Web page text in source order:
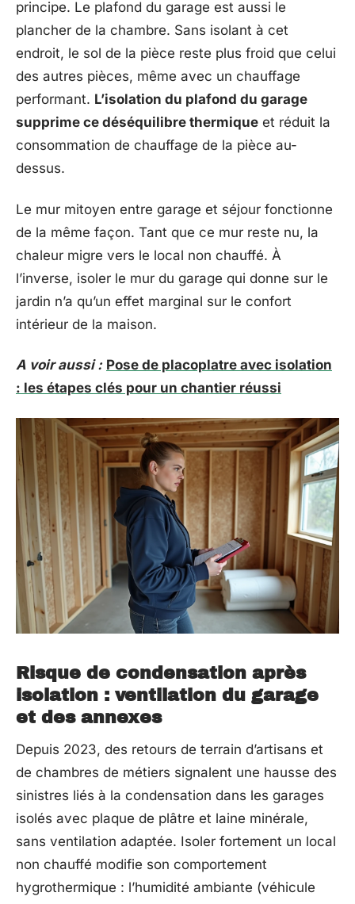
principe. Le plafond du garage est aussi le
plancher de la chambre. Sans isolant à cet
endroit, le sol de la pièce reste plus froid que celui
des autres pièces, même avec un chauffage
performant. L’isolation du plafond du garage
supprime ce déséquilibre thermique et réduit la
consommation de chauffage de la pièce au-
dessus.
Le mur mitoyen entre garage et séjour fonctionne
de la même façon. Tant que ce mur reste nu, la
chaleur migre vers le local non chauffé. À
l’inverse, isoler le mur du garage qui donne sur le
jardin n’a qu’un effet marginal sur le confort
intérieur de la maison.
A voir aussi : Pose de placoplatre avec isolation
: les étapes clés pour un chantier réussi
Risque de condensation après
isolation : ventilation du garage
et des annexes
Depuis 2023, des retours de terrain d’artisans et
de chambres de métiers signalent une hausse des
sinistres liés à la condensation dans les garages
isolés avec plaque de plâtre et laine minérale,
sans ventilation adaptée. Isoler fortement un local
non chauffé modifie son comportement
hygrothermique : l’humidité ambiante (véhicule